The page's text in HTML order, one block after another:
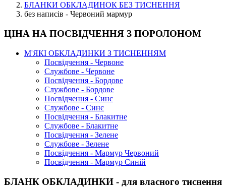
БЛАНКИ ОБКЛАДИНОК БЕЗ ТИСНЕННЯ
без написів - Червоний мармур
ЦІНА НА ПОСВІДЧЕННЯ З ПОРОЛОНОМ
М'ЯКІ ОБКЛАДИНКИ З ТИСНЕННЯМ
Посвідчення - Червоне
Службове - Червоне
Посвідчення - Бордове
Службове - Бордове
Посвідчення - Синє
Службове - Синє
Посвідчення - Блакитне
Службове - Блакитне
Посвідчення - Зелене
Службове - Зелене
Посвідчення - Мармур Червоний
Посвідчення - Мармур Синій
БЛАНК ОБКЛАДИНКИ - для власного тиснення